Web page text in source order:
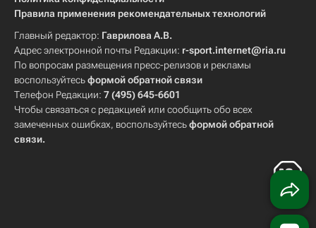
Правила применения рекомендательных технологий
Главный редактор: Гаврилова А.В.
Адрес электронной почты Редакции: r-sport.internet@ria.ru
По вопросам размещения пресс-релизов и рекламы
воспользуйтесьформой обратной связи
Телефон Редакции: 7 (495) 645-6601
Чтобы связаться с редакцией или сообщить обо всех
замеченных ошибках, воспользуйтесьформой обратной
связи.